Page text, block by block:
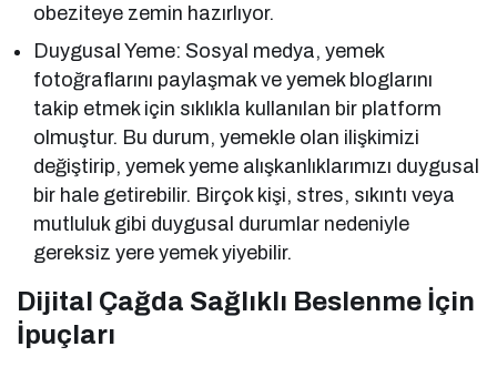
obeziteye zemin hazırlıyor.
Duygusal Yeme: Sosyal medya, yemek
fotoğraflarını paylaşmak ve yemek bloglarını
takip etmek için sıklıkla kullanılan bir platform
olmuştur. Bu durum, yemekle olan ilişkimizi
değiştirip, yemek yeme alışkanlıklarımızı duygusal
bir hale getirebilir. Birçok kişi, stres, sıkıntı veya
mutluluk gibi duygusal durumlar nedeniyle
gereksiz yere yemek yiyebilir.
Dijital Çağda Sağlıklı Beslenme İçin
İpuçları